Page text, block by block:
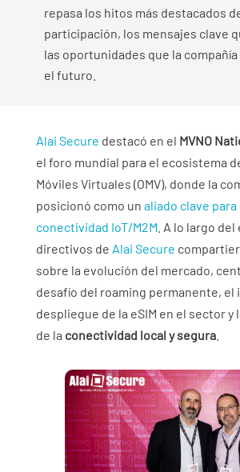
repasa los hitos más destacados
participación, los mensajes clave
las oportunidades que la
el futuro.
Alai Secure destacó en el MVNO
el foro mundial para el ecosistema
Móviles Virtuales (OMV), donde la
posicionó como un aliado clave para
conectividad IoT/M2M . A lo largo
directivos de Alai Secure
sobre la evolución del mercado,
desafío del roaming permanente, el
despliegue de la eSIM en el sector y
de la conectividad local y segura.